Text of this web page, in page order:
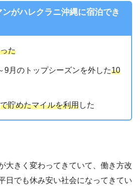
がハレクラニ沖縄に宿泊でき
た
9月のトップシーズンを外した10
貯めたマイルを利用した
大きく変わってきていて、働き方改
日でも休み安い社会になってきてい